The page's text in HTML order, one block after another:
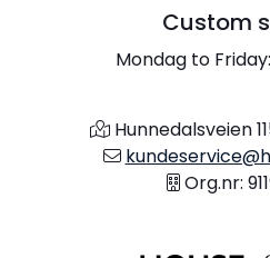
Custom
Mondag to
Hunnedalsveien
Org.nr: